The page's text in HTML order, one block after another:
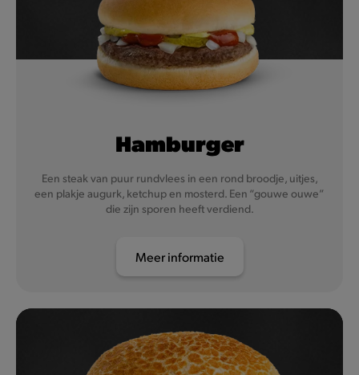
Hamburger
Een steak van puur rundvlees in een rond broodje, uitjes,
een plakje augurk, ketchup en mosterd. Een “gouwe ouwe”
die zijn sporen heeft verdiend.
Meer informatie